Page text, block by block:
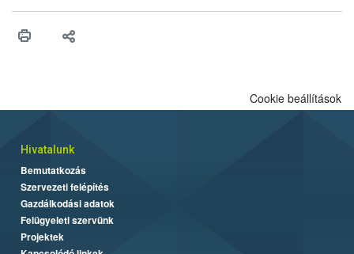
érésű szőlőkben is legyen lehetőség a károsító elleni további
felhasználók számára is elérhető és ökológiai termesztésben is
Cookie beállítások
Hivatalunk
Bemutatkozás
Szervezeti felépítés
Gazdálkodási adatok
Felügyeleti szervünk
Projektek